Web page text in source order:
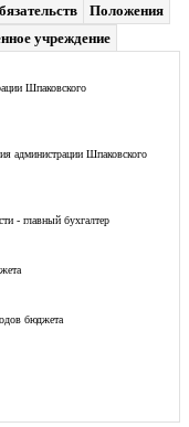
Положения
учреждение
Шпаковского
администрации Шпаковского
- главный бухгалтер
бюджета